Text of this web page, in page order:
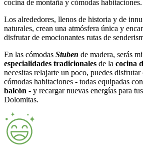
cocina de montaña y cómodas habitaciones.
Los alrededores, llenos de historia y de
naturales, crean una atmósfera única y
disfrutar de emocionantes rutas de
En las cómodas Stuben de madera, serás
especialidades tradicionales de la cocina
necesitas relajarte un poco, puedes
cómodas habitaciones - todas equipadas
balcón - y recargar nuevas energías para
Dolomitas.